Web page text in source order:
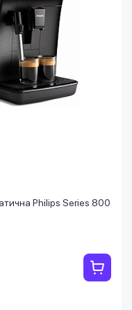
Philips Series 800